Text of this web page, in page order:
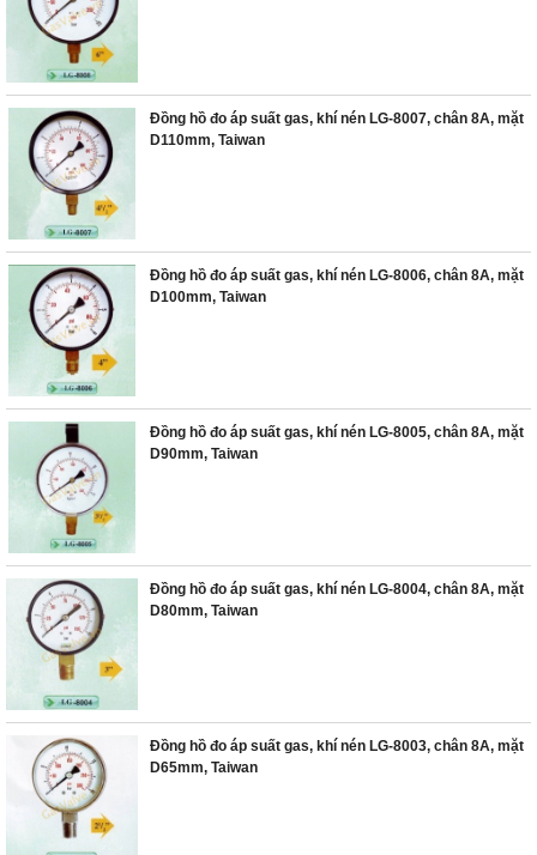
Đồng hồ đo áp suất gas, khí nén LG-8007, chân 8A, mặt
D110mm, Taiwan
Đồng hồ đo áp suất gas, khí nén LG-8006, chân 8A, mặt
D100mm, Taiwan
Đồng hồ đo áp suất gas, khí nén LG-8005, chân 8A, mặt
D90mm, Taiwan
Đồng hồ đo áp suất gas, khí nén LG-8004, chân 8A, mặt
D80mm, Taiwan
Đồng hồ đo áp suất gas, khí nén LG-8003, chân 8A, mặt
D65mm, Taiwan